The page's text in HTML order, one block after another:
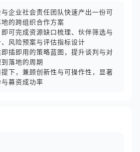
企业社会责任团队快速产出一份可
的跨组织合作方案
可完成资源缺口梳理、伙伴筛选与
风险预案与评估指标设计
插即用的策略蓝图，提升谈判与对
落地的周期
下，兼顾创新性与可操作性，显著
募资成功率